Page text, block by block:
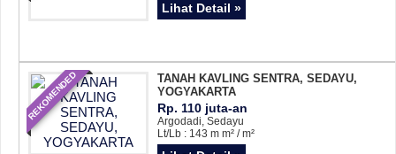
Lihat Detail »
REKOMENDED
TANAH KAVLING SENTRA, SEDAYU,
YOGYAKARTA
Rp. 110 juta-an
Argodadi, Sedayu
Lt/Lb : 143 m m² / m²